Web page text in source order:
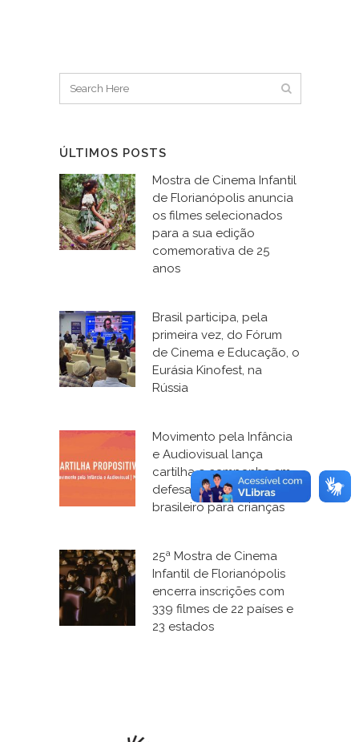
ÚLTIMOS POSTS
Mostra de Cinema Infantil
de Florianópolis anuncia
os filmes selecionados
para a sua edição
comemorativa de 25
anos
Brasil participa, pela
primeira vez, do Fórum
de Cinema e Educação, o
Eurásia Kinofest, na
Rússia
Movimento pela Infância
e Audiovisual lança
cartilha e campanha em
defesa do cinema
brasileiro para crianças
25ª Mostra de Cinema
Infantil de Florianópolis
encerra inscrições com
339 filmes de 22 países e
23 estados